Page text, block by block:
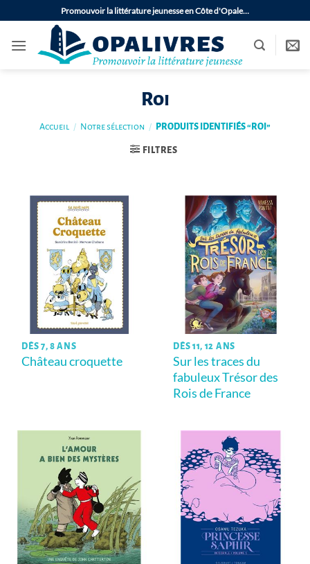
au
contenu
Promouvoir la littérature jeunesse en Côte d'Opale…
Roi
Accueil / Notre sélection / PRODUITS IDENTIFIÉS “ROI”
FILTRES
DÈS 7, 8 ANS
Château croquette
DÈS 11, 12 ANS
Sur les traces du
fabuleux Trésor des
Rois de France